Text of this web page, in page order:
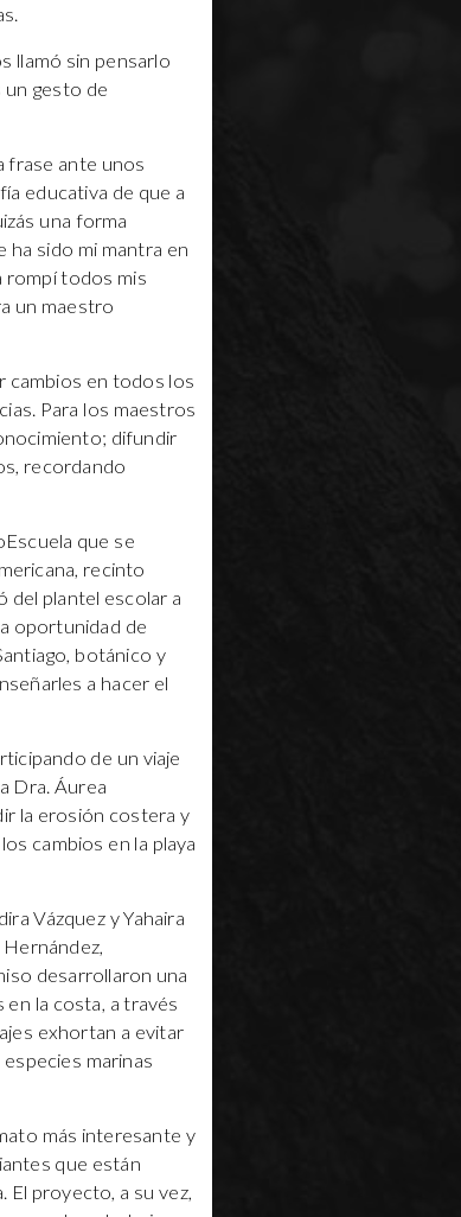
llamó sin pensarlo
un gesto de
frase ante unos
educativa de que a
una forma
ha sido mi mantra en
rompí todos mis
un maestro
cambios en todos los
Para los maestros
difundir
recordando
que se
recinto
del plantel escolar a
oportunidad de
botánico y
a hacer el
de un viaje
Dra. Áurea
la erosión costera y
cambios en la playa
Vázquez y Yahaira
desarrollaron una
la costa, a través
exhortan a evitar
marinas
más interesante y
que están
proyecto, a su vez,